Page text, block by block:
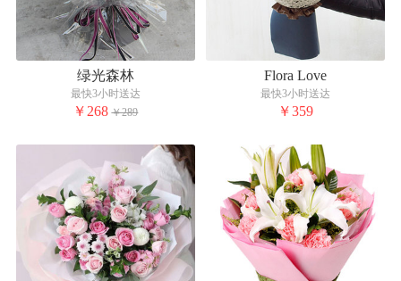
绿光森林
最快3小时送达
￥268 ￥289
Flora Love
最快3小时送达
￥359